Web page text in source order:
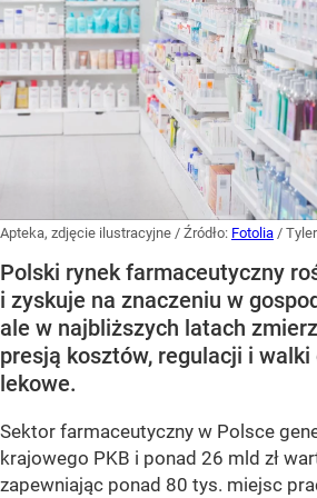
Apteka, zdjęcie ilustracyjne / Źródło: Fotolia /
Polski rynek farmaceutyczny
i zyskuje na znaczeniu w
ale w najbliższych latach
presją kosztów, regulacji i
lekowe.
Sektor farmaceutyczny w Polsce
krajowego PKB i ponad 26 mld zł
zapewniając ponad 80 tys. miejsc